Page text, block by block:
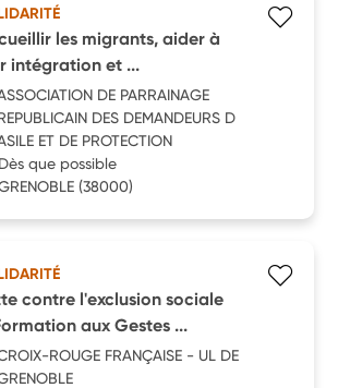
les migrants, aider à
intégration et ...
DE PARRAINAGE
DES DEMANDEURS D
ET DE PROTECTION
Dès que possible
(38000)
contre l'exclusion sociale
aux Gestes ...
ROUGE FRANÇAISE - UL DE